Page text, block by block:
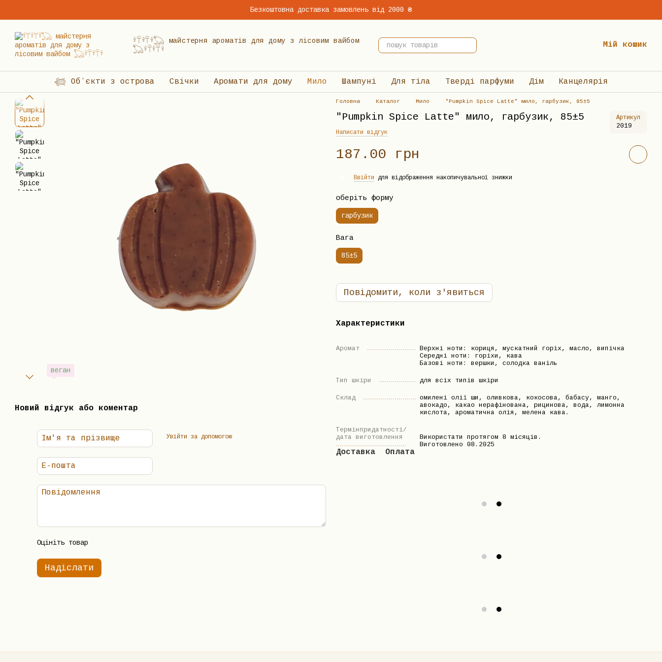
Безкоштовна доставка замовлень від 2000 ₴
𓍊𓋼𓍊𓋼𓍊𓆏 майстерня ароматів для дому з лісовим вайбом
𓆏𓍊𓋼𓍊𓋼𓍊
Мій кошик
𓆉 Обʼєкти з острова Свічки Аромати для дому Мило Шампуні Для тіла Тверді парфуми Дім Канцелярія
веган
Новий відгук або коментар
Увійти за допомогою
Оцініть товар
Надіслати
Головна Каталог Мило "Pumpkin Spice Latte" мило, гарбузик, 85±5
"Pumpkin Spice Latte" мило, гарбузик, 85±5 Артикул
2019
Написати відгук
187.00 грн
Ввійти для відображення накопичувальної знижки
оберіть форму
гарбузик
Вага
85±5
Повідомити, коли з'явиться
Характеристики
Аромат
Верхні ноти: кориця, мускатний горіх, масло, випічка
Середні ноти: горіхи, кава
Базові ноти: вершки, солодка ваніль
Тип шкіри для всіх типів шкіри
Склад
омилені олії ши, оливкова, кокосова, бабасу, манго,
авокадо, какао нерафінована, рицинова, вода, лимонна
кислота, ароматична олія, мелена кава.
Термінпридатності/
дата виготовлення
Використати протягом 8 місяців.
Виготовлено 08.2025
Доставка Оплата